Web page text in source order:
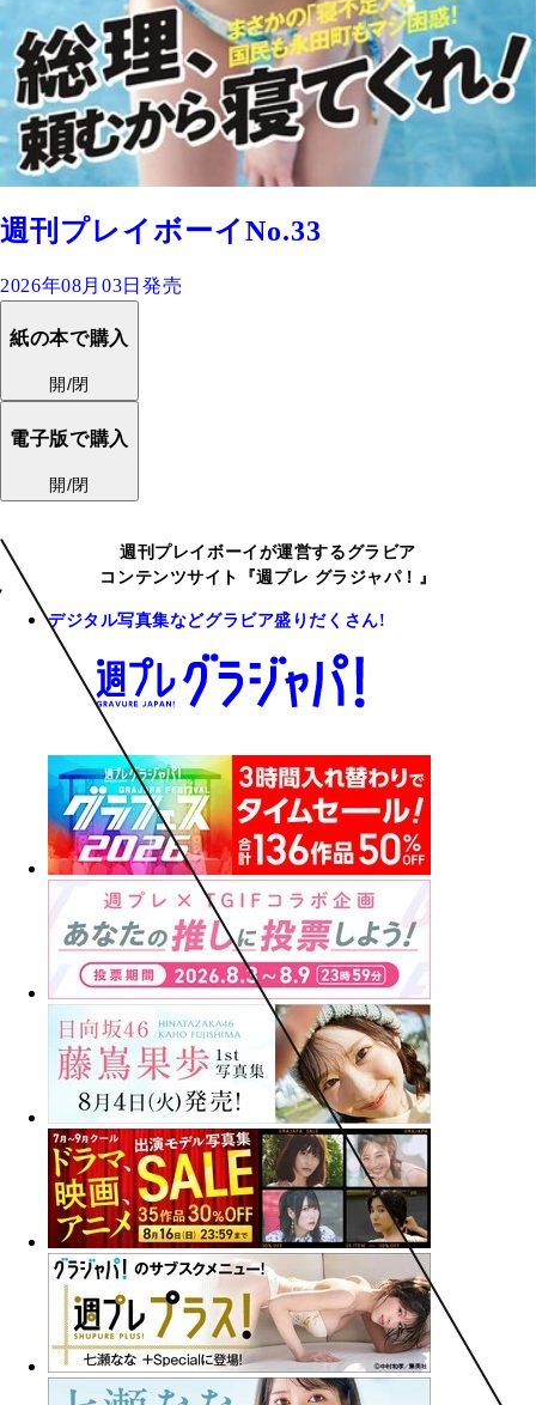
週刊プレイボーイNo.33
2026年08月03日発売
紙の本で購入
開/閉
電子版で購入
開/閉
週刊プレイボーイが運営するグラビア
コンテンツサイト『週プレ グラジャパ！』
デジタル写真集などグラビア盛りだくさん!